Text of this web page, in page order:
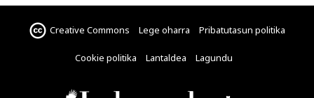
Creative Commons Lege oharra Pribatutasun politika
Cookie politika Lantaldea Lagundu